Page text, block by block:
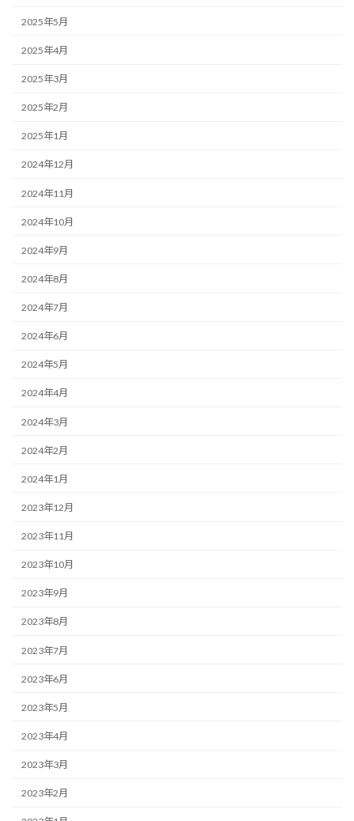
2025年5月
2025年4月
2025年3月
2025年2月
2025年1月
2024年12月
2024年11月
2024年10月
2024年9月
2024年8月
2024年7月
2024年6月
2024年5月
2024年4月
2024年3月
2024年2月
2024年1月
2023年12月
2023年11月
2023年10月
2023年9月
2023年8月
2023年7月
2023年6月
2023年5月
2023年4月
2023年3月
2023年2月